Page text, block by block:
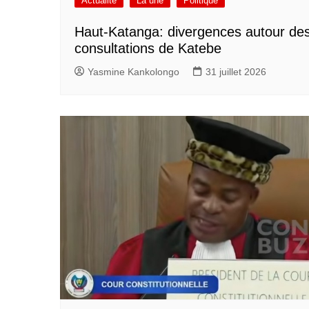
Haut-Katanga: divergences autour
consultations de Katebe
Yasmine Kankolongo 31 juillet 2026